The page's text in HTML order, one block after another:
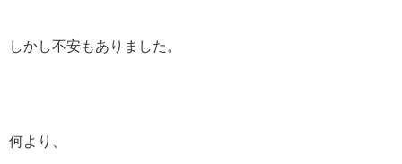
しかし不安もありました。
何より、